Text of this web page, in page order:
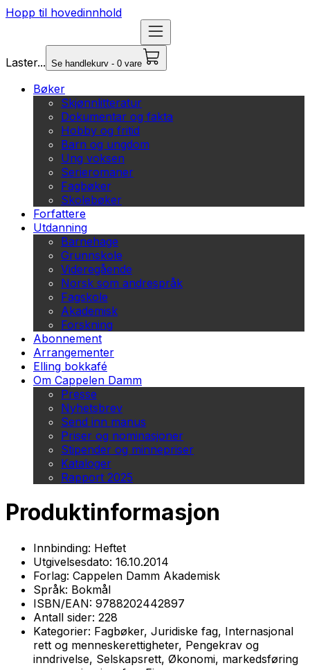
Hopp til hovedinnhold
Laster... Se handlekurv - 0 vare
Bøker
Skjønnlitteratur
Dokumentar og fakta
Hobby og fritid
Barn og ungdom
Ung voksen
Serieromaner
Fagbøker
Skolebøker
Forfattere
Utdanning
Barnehage
Grunnskole
Videregående
Norsk som andrespråk
Fagskole
Akademisk
Forskning
Abonnement
Arrangementer
Elling bokkafé
Om Cappelen Damm
Presse
Nyhetsbrev
Send inn manus
Priser og nominasjoner
Stipender og minnepriser
Kataloger
Rapport 2025
Produktinformasjon
Innbinding: Heftet
Utgivelsesdato: 16.10.2014
Forlag: Cappelen Damm Akademisk
Språk: Bokmål
ISBN/EAN: 9788202442897
Antall sider: 228
Kategorier: Fagbøker, Juridiske fag, Internasjonal
rett og menneskerettigheter, Pengekrav og
inndrivelse, Selskapsrett, Økonomi, markedsføring